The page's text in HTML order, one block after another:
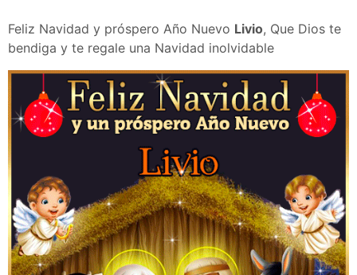
Feliz Navidad y próspero Año Nuevo Livio, Que Dios te
bendiga y te regale una Navidad inolvidable